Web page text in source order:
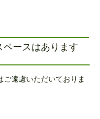
ペースはあります
ご遠慮いただいておりま